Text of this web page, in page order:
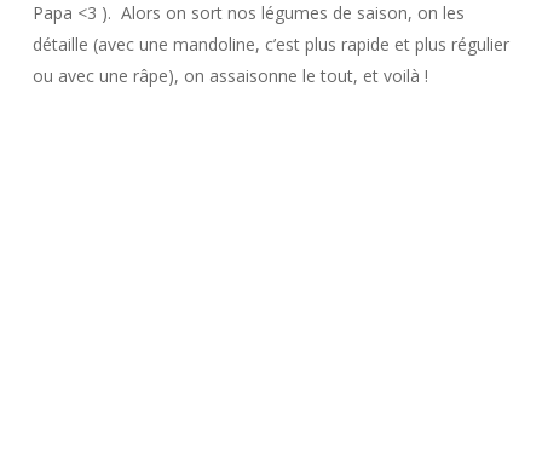
Papa <3 ). Alors on sort nos légumes de saison, on les
détaille (avec une mandoline, c’est plus rapide et plus régulier
ou avec une râpe), on assaisonne le tout, et voilà !